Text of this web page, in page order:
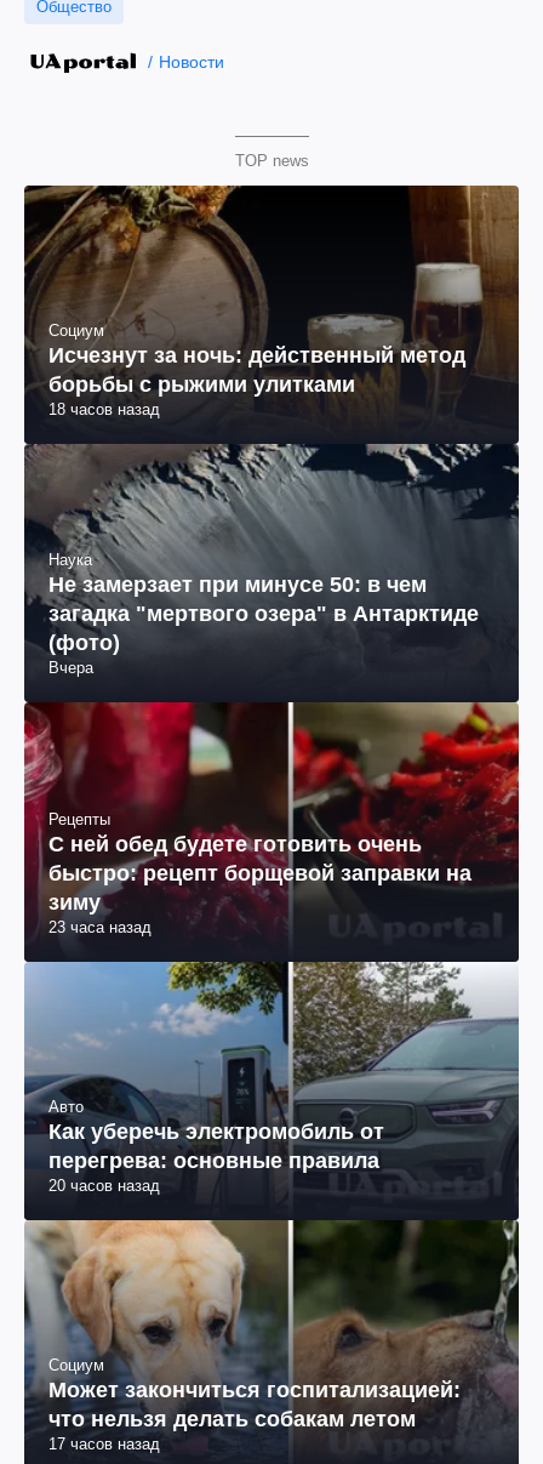
Общество
Новости
TOP news
Социум
Исчезнут за ночь: действенный метод
борьбы с рыжими улитками
18 часов назад
Наука
Не замерзает при минусе 50: в чем
загадка "мертвого озера" в Антарктиде
(фото)
Вчера
Рецепты
С ней обед будете готовить очень
быстро: рецепт борщевой заправки на
зиму
23 часа назад
Авто
Как уберечь электромобиль от
перегрева: основные правила
20 часов назад
Социум
Может закончиться госпитализацией:
что нельзя делать собакам летом
17 часов назад